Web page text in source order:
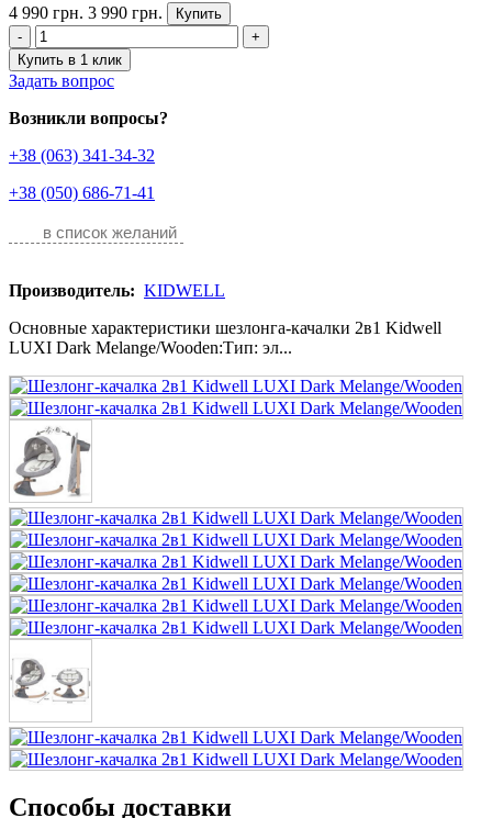
4 990 грн. 3 990 грн.
Купить
-
+
Купить в 1 клик
Задать вопрос
Возникли вопросы?
+38 (063) 341-34-32
+38 (050) 686-71-41
в список желаний
Производитель: KIDWELL
Основные характеристики шезлонга-качалки 2в1 Kidwell
LUXI Dark Melange/Wooden:Тип: эл...
Способы доставки